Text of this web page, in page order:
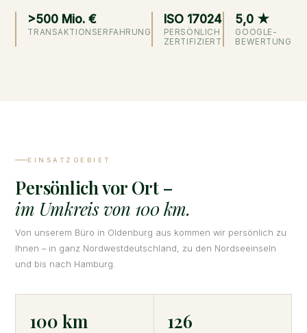
>500 Mio. €
TRANSAKTIONSERFAHRUNG
ISO 17024
PERSÖNLICH
ZERTIFIZIERT
5,0 ★
GOOGLE-
BEWERTUNG
EINSATZGEBIET
Persönlich vor Ort –
im Umkreis von 100 km.
Von unserem Büro in Oldenburg aus kommen wir persönlich zu
Ihnen – in ganz Nordwestdeutschland, zu den Nordseeinseln
und bis nach Hamburg.
100 km 126